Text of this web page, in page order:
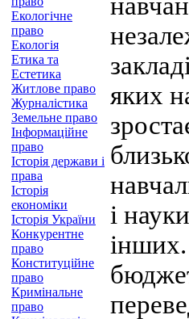
Екологічне
право
Екологія
Етика та
Естетика
Житлове право
Журналістика
Земельне право
Інформаційне
право
Історія держави і
права
Історія
економіки
Історія України
Конкурентне
право
Конституційне
право
Кримінальне
право
яких
і